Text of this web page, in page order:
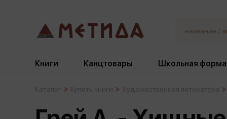
Книги Канцтовары Школьная форма